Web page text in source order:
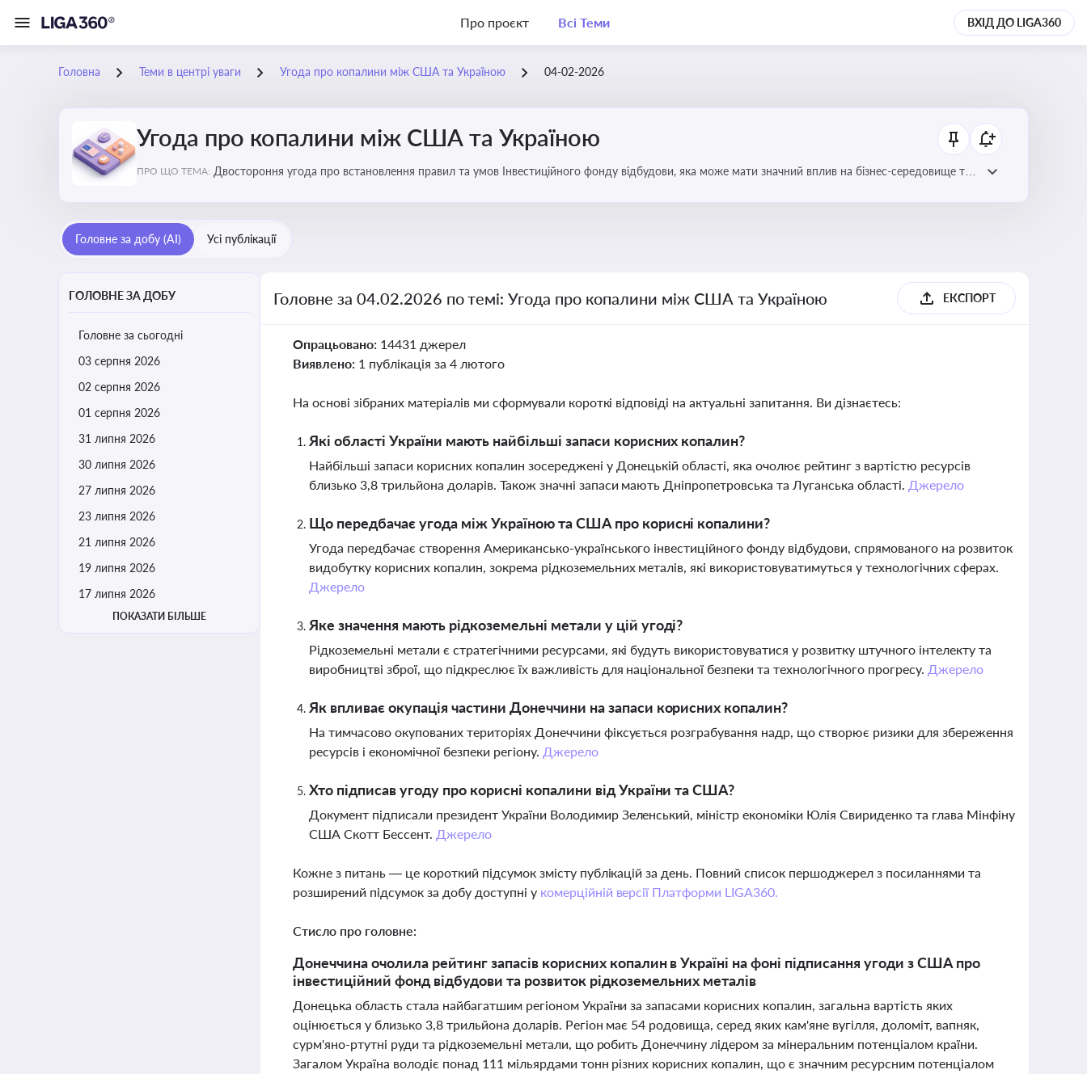
Про проєкт Всі Теми ВХІД ДО LIGA360
Головна Теми в центрі уваги Угода про копалини між США та Україною 04-02-2026
Угода про копалини між США та Україною
ПРО ЩО ТЕМА: Двостороння угода про встановлення правил та умов Інвестиційного фонду відбудови, яка може мати значний вплив на бізнес-середовище та
Головне за добу (AI) Усі публікації
ГОЛОВНЕ ЗА ДОБУ
Головне за сьогодні
03 серпня 2026
02 серпня 2026
01 серпня 2026
31 липня 2026
30 липня 2026
27 липня 2026
23 липня 2026
21 липня 2026
19 липня 2026
17 липня 2026
ПОКАЗАТИ БІЛЬШЕ
Головне за 04.02.2026 по темі: Угода про копалини між США та Україною ЕКСПОРТ
Опрацьовано: 14431 джерел
Виявлено: 1 публікація за 4 лютого
На основі зібраних матеріалів ми сформували короткі відповіді на актуальні запитання. Ви дізнаєтесь:
Які області України мають найбільші запаси корисних копалин?
Найбільші запаси корисних копалин зосереджені у Донецькій області, яка очолює рейтинг з вартістю ресурсів
близько 3,8 трильйона доларів. Також значні запаси мають Дніпропетровська та Луганська області. Джерело
Що передбачає угода між Україною та США про корисні копалини?
Угода передбачає створення Американсько-українського інвестиційного фонду відбудови, спрямованого на розвиток
видобутку корисних копалин, зокрема рідкоземельних металів, які використовуватимуться у технологічних сферах.
Джерело
Яке значення мають рідкоземельні метали у цій угоді?
Рідкоземельні метали є стратегічними ресурсами, які будуть використовуватися у розвитку штучного інтелекту та
виробництві зброї, що підкреслює їх важливість для національної безпеки та технологічного прогресу. Джерело
Як впливає окупація частини Донеччини на запаси корисних копалин?
На тимчасово окупованих територіях Донеччини фіксується розграбування надр, що створює ризики для збереження
ресурсів і економічної безпеки регіону. Джерело
Хто підписав угоду про корисні копалини від України та США?
Документ підписали президент України Володимир Зеленський, міністр економіки Юлія Свириденко та глава Мінфіну
США Скотт Бессент. Джерело
Кожне з питань — це короткий підсумок змісту публікацій за день. Повний список першоджерел з посиланнями та
розширений підсумок за добу доступні у комерційній версії Платформи LIGA360.
Стисло про головне:
Донеччина очолила рейтинг запасів корисних копалин в Україні на фоні підписання угоди з США про
інвестиційний фонд відбудови та розвиток рідкоземельних металів
Донецька область стала найбагатшим регіоном України за запасами корисних копалин, загальна вартість яких
оцінюється у близько 3,8 трильйона доларів. Регіон має 54 родовища, серед яких кам'яне вугілля, доломіт, вапняк,
сурм'яно-ртутні руди та рідкоземельні метали, що робить Донеччину лідером за мінеральним потенціалом країни.
Загалом Україна володіє понад 111 мільярдами тонн різних корисних копалин, що є значним ресурсним потенціалом